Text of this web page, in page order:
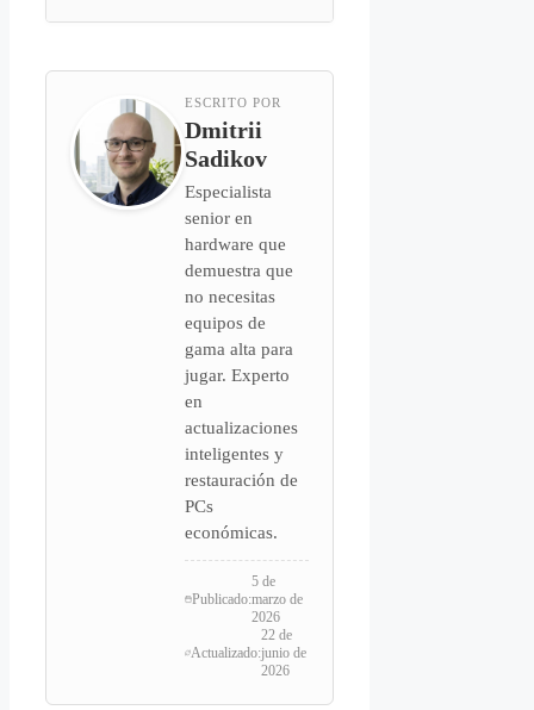
ESCRITO POR
Dmitrii
Sadikov
Especialista
senior en
hardware que
demuestra que
no necesitas
equipos de
gama alta para
jugar. Experto
en
actualizaciones
inteligentes y
restauración de
PCs
económicas.
Publicado:
5 de
marzo de
2026
Actualizado:
22 de
junio de
2026